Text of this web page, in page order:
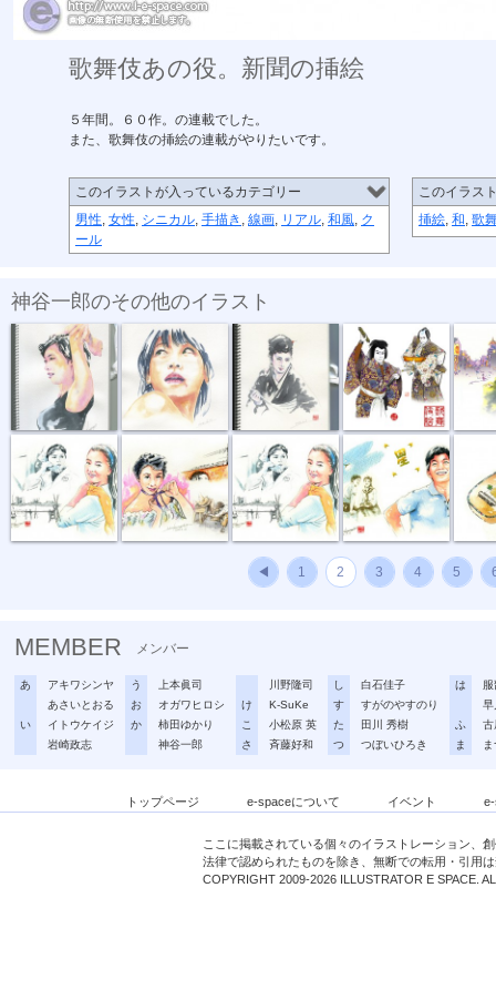
歌舞伎あの役。新聞の挿絵
５年間。６０作。の連載でした。
また、歌舞伎の挿絵の連載がやりたいです。
このイラストが入っているカテゴリー
男性, 女性, シニカル, 手描き , 線画, リアル, 和風, ク
ール
このイラス
挿絵, 和, 歌
神谷一郎のその他のイラスト
『ブラトップ... 『振り向いて... お竜さん。
『下町の太陽... 『ガード... 『下町の太陽... 見上げてこ...
◀ 1 2 3 4 5
MEMBER メンバー
あ
アキワシンヤ
あさいとおる
い
イトウケイジ
岩崎政志
う
上本眞司
お
オガワヒロシ
か
柿田ゆかり
神谷一郎
川野隆司
け
K-SuKe
こ
小松原 英
さ
斉藤好和
し
白石佳子
す
すがのやすのり
た
田川 秀樹
つ
つぼいひろき
は
早
ふ
古
ま
トップページ e-spaceについて イベント
ここに掲載されている個々のイラストレーション、
法律で認められたものを除き、無断での転用・引用
COPYRIGHT 2009-2026 ILLUSTRATOR E SPACE.